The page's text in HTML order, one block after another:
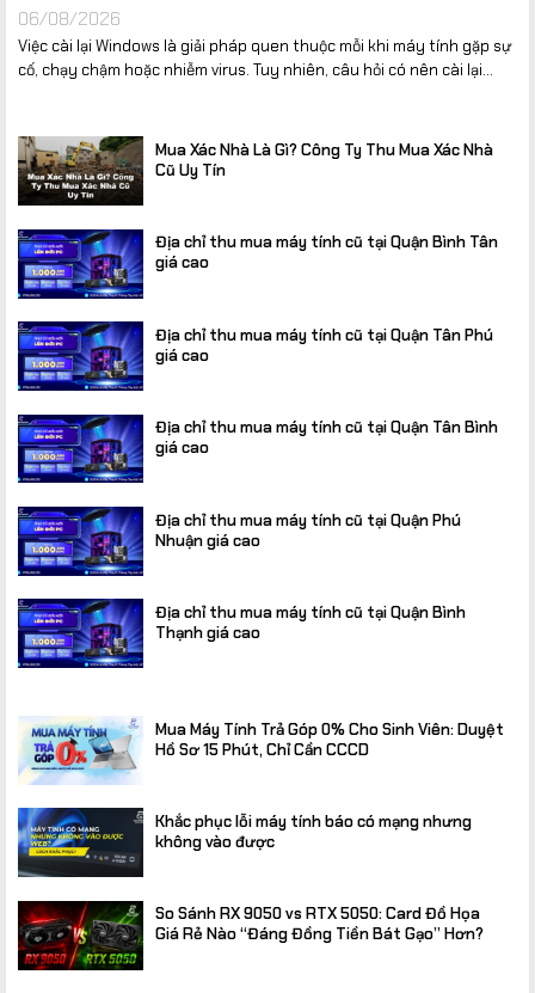
06/08/2026
Việc cài lại Windows là giải pháp quen thuộc mỗi khi máy tính gặp sự
cố, chạy chậm hoặc nhiễm virus. Tuy nhiên, câu hỏi có nên cài lại...
Mua Xác Nhà Là Gì? Công Ty Thu Mua Xác Nhà
Cũ Uy Tín
Địa chỉ thu mua máy tính cũ tại Quận Bình Tân
giá cao
Địa chỉ thu mua máy tính cũ tại Quận Tân Phú
giá cao
Địa chỉ thu mua máy tính cũ tại Quận Tân Bình
giá cao
Địa chỉ thu mua máy tính cũ tại Quận Phú
Nhuận giá cao
Địa chỉ thu mua máy tính cũ tại Quận Bình
Thạnh giá cao
Mua Máy Tính Trả Góp 0% Cho Sinh Viên: Duyệt
Hồ Sơ 15 Phút, Chỉ Cần CCCD
Khắc phục lỗi máy tính báo có mạng nhưng
không vào được
So Sánh RX 9050 vs RTX 5050: Card Đồ Họa
Giá Rẻ Nào “Đáng Đồng Tiền Bát Gạo” Hơn?